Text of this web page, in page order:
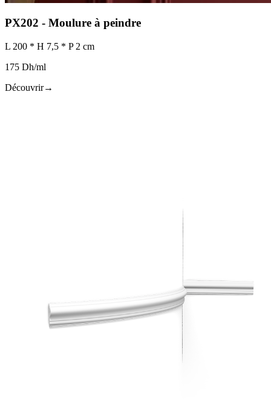
PX202 - Moulure à peindre
L 200 * H 7,5 * P 2 cm
175 Dh/ml
Découvrir→